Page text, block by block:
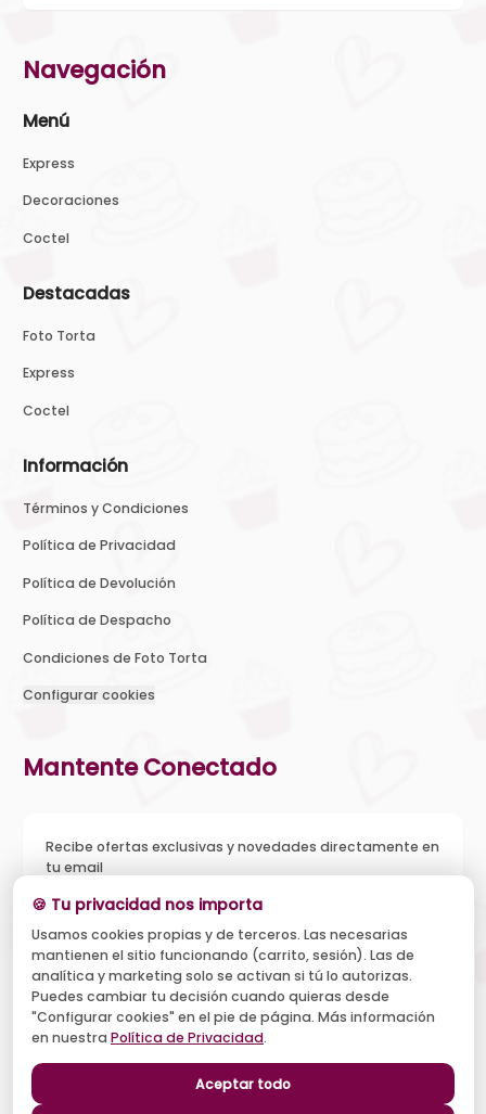
Navegación
Menú
Express
Decoraciones
Coctel
Destacadas
Foto Torta
Express
Coctel
Información
Términos y Condiciones
Política de Privacidad
Política de Devolución
Política de Despacho
Condiciones de Foto Torta
Configurar cookies
Mantente Conectado
Recibe ofertas exclusivas y novedades directamente en
tu email
Acepto recibir novedades y ofertas, y el tratamiento de mi
email según la Política de Privacidad . Puedo darme de baja
cuando quiera.
Suscribirse
🍪 Tu privacidad nos importa
Usamos cookies propias y de terceros. Las necesarias
mantienen el sitio funcionando (carrito, sesión). Las de
analítica y marketing solo se activan si tú lo autorizas.
Puedes cambiar tu decisión cuando quieras desde
"Configurar cookies" en el pie de página. Más información
en nuestra Política de Privacidad.
Aceptar todo